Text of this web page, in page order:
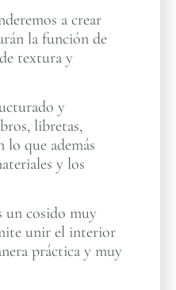
a crear
la función de
textura y
y
libretas,
lo que además
y los
un cosido muy
unir el interior
práctica y muy